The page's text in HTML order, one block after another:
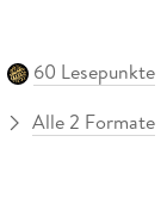
60 Lesepunkte
Alle 2 Formate